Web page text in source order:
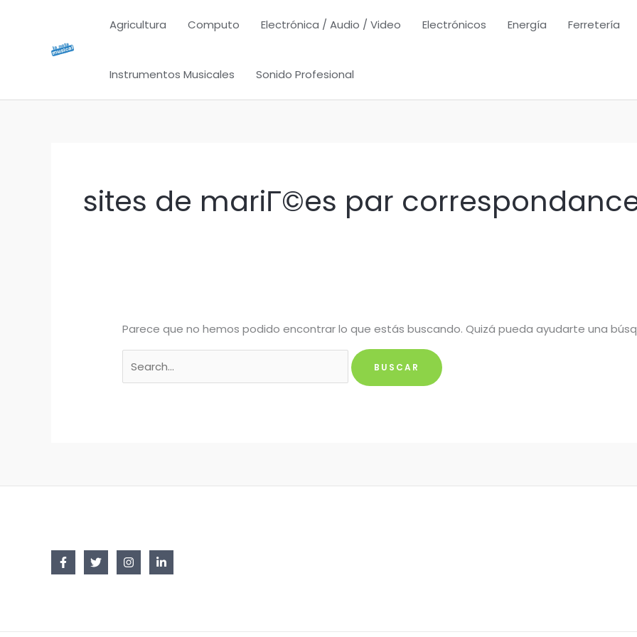
contenido
Agricultura Computo Electrónica / Audio / Video Electrónicos Energía Ferretería
Instrumentos Musicales Sonido Profesional
sites de mariГ©es par
Parece que no hemos podido encontrar lo que estás buscando. Quizá pueda ayudarte una